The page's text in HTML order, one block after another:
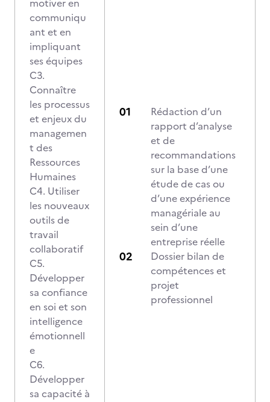
motiver en
communiqu
ant et en
impliquant
ses équipes
C3.
Connaître
les processus
et enjeux du
managemen
t des
Ressources
Humaines
C4. Utiliser
les nouveaux
outils de
travail
collaboratif
C5.
Développer
sa confiance
en soi et son
intelligence
émotionnell
e
C6.
Développer
sa capacité à
Rédaction d’un
rapport d’analyse
et de
recommandations
sur la base d’une
étude de cas ou
d’une expérience
managériale au
sein d’une
entreprise réelle
Dossier bilan de
compétences et
projet
professionnel